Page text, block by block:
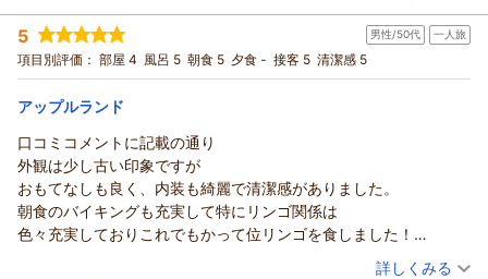
投稿者： なかどんさん(男性/50代)
宿泊プラン： 青森県産品をおりこんだバイキング＜ダイニング星の金貨＞
【1泊2食付】★90分間セルフ飲み放題付き★
和室 朝・夕
宿泊価格帯： 17,001～18,000円(大人一人あたり/税込)
なかどん様
このたびは数あるお宿の中からホテルアップルランドをご利用
いただき、誠にありがとうございました。
また、スタッフの対応につきまして温かいお言葉をお寄せいた
だき、心より御礼申し上げます。
当館のラウンジでは、お客様に快適にお過ごしいただけるよ
5 男性/50代 一人旅
項目別評価： 部屋 4 風呂 5 朝食 5 夕食 - 接客 5 清潔感 5
アップルランド
口コミコメントに記載の通り
外観は少し古い印象ですが
おもてなしも良く、内装も綺麗で清潔感がありました。
朝食のバイキングも充実して特にリンゴ関係は
色々充実しておりこれでもかって位リンゴを食しました！
（投稿日：2026/06/08）
詳しくみる